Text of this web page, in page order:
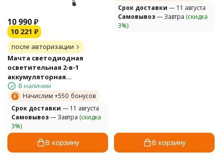
10 990₽
10 221 ₽
после авторизации
Мачта светодиодная
осветительная 2-в-1
аккумуляторная
Greenworks, Арт. 3401107,
24V, без АКБ и ЗУ
В наличии
Начислим +550 бонусов
Cрок доставки — 11 августа
Самовывоз— Завтра (скидка
3%)
В корзину
Cрок доставки — 11 августа
Самовывоз— Завтра (скидка
3%)
В корзину